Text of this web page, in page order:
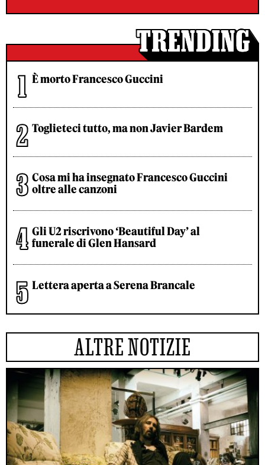
È morto Francesco Guccini
Toglieteci tutto, ma non Javier Bardem
Cosa mi ha insegnato Francesco Guccini
oltre alle canzoni
Gli U2 riscrivono ‘Beautiful Day’ al
funerale di Glen Hansard
Lettera aperta a Serena Brancale
ALTRE NOTIZIE